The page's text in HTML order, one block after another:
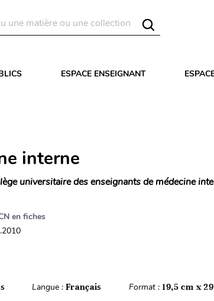
ESPACE ENSEIGNANT
interne
universitaire des enseignants de médecine
en fiches
Langue :Français Format : 19,5 cm x